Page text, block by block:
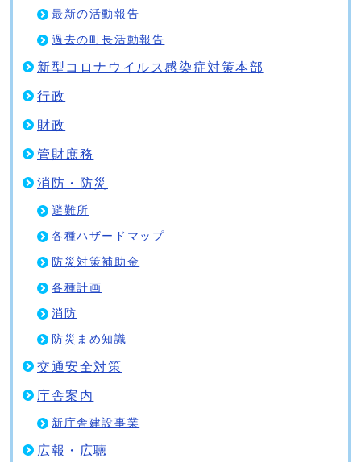
最新の活動報告
過去の町長活動報告
新型コロナウイルス感染症対策本部
行政
財政
管財庶務
消防・防災
避難所
各種ハザードマップ
防災対策補助金
各種計画
消防
防災まめ知識
交通安全対策
庁舎案内
新庁舎建設事業
広報・広聴